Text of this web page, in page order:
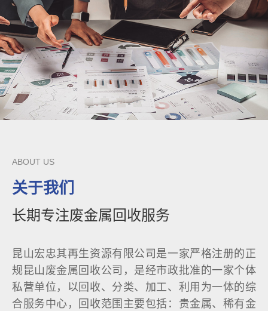
ABOUT US
关于我们
长期专注废金属回收服务
昆山宏忠其再生资源有限公司是一家严格注册的正
规昆山废金属回收公司，是经市政批准的一家个体
私营单位，以回收、分类、加工、利用为一体的综
合服务中心，回收范围主要包括：贵金属、稀有金